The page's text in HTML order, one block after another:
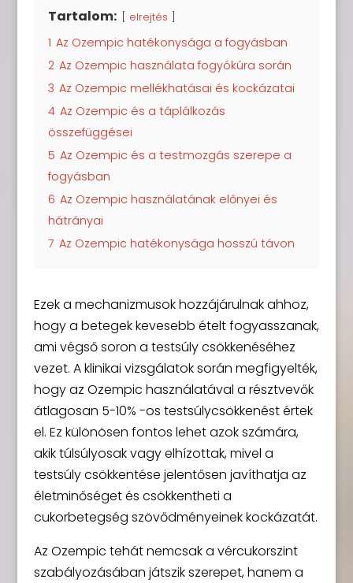
Tartalom: elrejtés
1 Az Ozempic hatékonysága a fogyásban
2 Az Ozempic használata fogyókúra során
3 Az Ozempic mellékhatásai és kockázatai
4 Az Ozempic és a táplálkozás
összefüggései
5 Az Ozempic és a testmozgás szerepe a
fogyásban
6 Az Ozempic használatának előnyei és
hátrányai
7 Az Ozempic hatékonysága hosszú távon
Ezek a mechanizmusok hozzájárulnak ahhoz,
hogy a betegek kevesebb ételt fogyasszanak,
ami végső soron a testsúly csökkenéséhez
vezet. A klinikai vizsgálatok során megfigyelték,
hogy az Ozempic használatával a résztvevők
átlagosan 5-10% -os testsúlycsökkenést értek
el. Ez különösen fontos lehet azok számára,
akik túlsúlyosak vagy elhízottak, mivel a
testsúly csökkentése jelentősen javíthatja az
életminőséget és csökkentheti a
cukorbetegség szövődményeinek kockázatát.
Az Ozempic tehát nemcsak a vércukorszint
szabályozásában játszik szerepet, hanem a